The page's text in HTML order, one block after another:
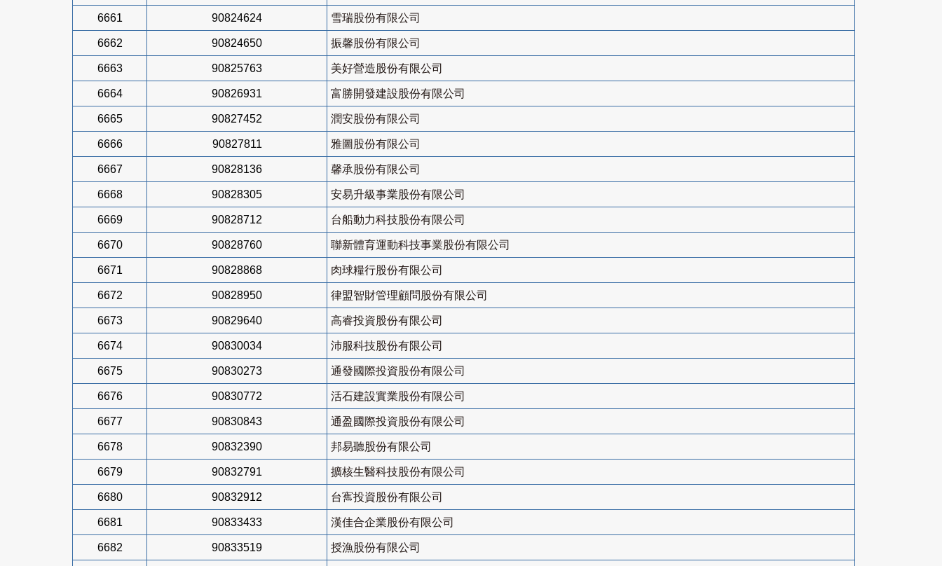
6661 90824624 雪瑞股份有限公司
6662 90824650 振馨股份有限公司
6663 90825763 美好營造股份有限公司
6664 90826931 富勝開發建設股份有限公司
6665 90827452 潤安股份有限公司
6666 90827811 雅圖股份有限公司
6667 90828136 馨承股份有限公司
6668 90828305 安易升級事業股份有限公司
6669 90828712 台船動力科技股份有限公司
6670 90828760 聯新體育運動科技事業股份有限公司
6671 90828868 肉球糧行股份有限公司
6672 90828950 律盟智財管理顧問股份有限公司
6673 90829640 高睿投資股份有限公司
6674 90830034 沛服科技股份有限公司
6675 90830273 通發國際投資股份有限公司
6676 90830772 活石建設實業股份有限公司
6677 90830843 通盈國際投資股份有限公司
6678 90832390 邦易聽股份有限公司
6679 90832791 擴核生醫科技股份有限公司
6680 90832912 台寯投資股份有限公司
6681 90833433 漢佳合企業股份有限公司
6682 90833519 授漁股份有限公司